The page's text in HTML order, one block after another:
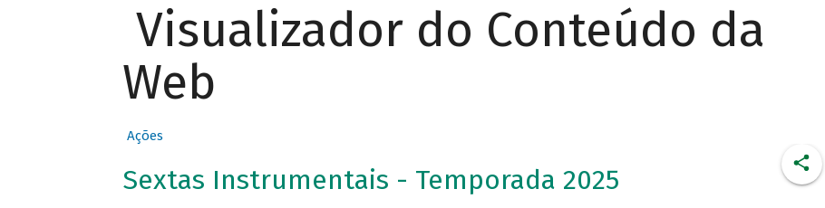
Visualizador do Conteúdo da
Web
Ações
Sextas Instrumentais - Temporada 2025